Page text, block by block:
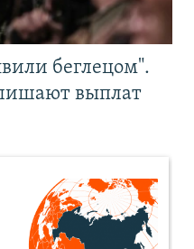
беглецом".
выплат